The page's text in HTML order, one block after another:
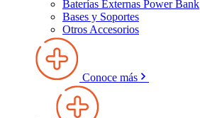
Baterías Externas Power Bank
Bases y Soportes
Otros Accesorios
Conoce más